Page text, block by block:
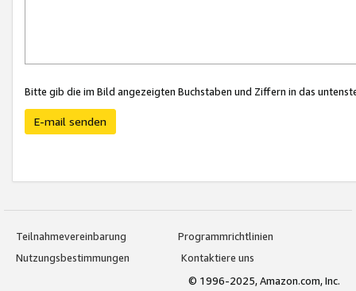
Bitte gib die im Bild angezeigten Buchstaben und Ziffern in das
E-mail senden
Teilnahmevereinbarung
Programmrichtlinien
Nutzungsbestimmungen
Kontaktiere uns
© 1996-2025, Amazon.com, Inc.